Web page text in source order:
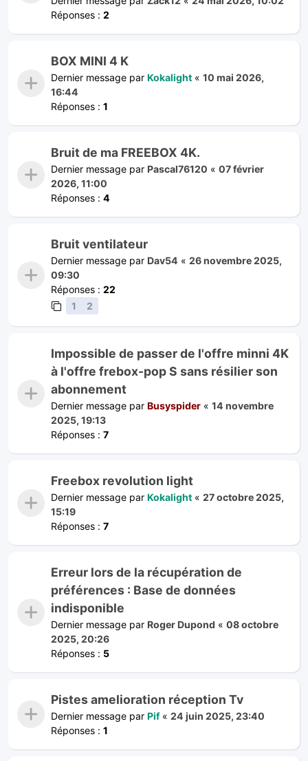
Réponses : 2
BOX MINI 4 K
Dernier message par Kokalight « 10 mai 2026,
16:44
Réponses : 1
Bruit de ma FREEBOX 4K.
Dernier message par Pascal76120 « 07 février
2026, 11:00
Réponses : 4
Bruit ventilateur
Dernier message par Dav54 « 26 novembre 2025,
09:30
Réponses : 22
1
2
Impossible de passer de l'offre minni 4K
à l'offre frebox-pop S sans résilier son
abonnement
Dernier message par Busyspider « 14 novembre
2025, 19:13
Réponses : 7
Freebox revolution light
Dernier message par Kokalight « 27 octobre 2025,
15:19
Réponses : 7
Erreur lors de la récupération de
préférences : Base de données
indisponible
Dernier message par Roger Dupond « 08 octobre
2025, 20:26
Réponses : 5
Pistes amelioration réception Tv
Dernier message par Pif« 24 juin 2025, 23:40
Réponses : 1